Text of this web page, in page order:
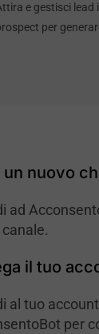
e gestisci
per
un nuovo
ad
il tuo
al tuo
per